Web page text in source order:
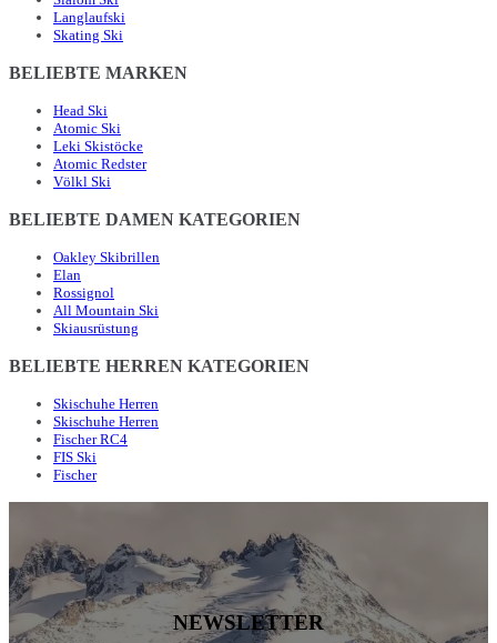
Langlaufski
Skating Ski
BELIEBTE MARKEN
Head Ski
Atomic Ski
Leki Skistöcke
Atomic Redster
Völkl Ski
BELIEBTE DAMEN KATEGORIEN
Oakley Skibrillen
Elan
Rossignol
All Mountain Ski
Skiausrüstung
BELIEBTE HERREN KATEGORIEN
Skischuhe Herren
Skischuhe Herren
Fischer RC4
FIS Ski
Fischer
NEWSLETTER